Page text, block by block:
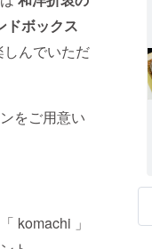
ドボックス
しんでいただ
をご用意い
komachi 」